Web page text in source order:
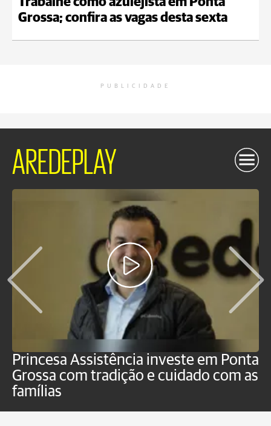
Grossa; confira as vagas desta sexta
PUBLICIDADE
AREDEPLAY
Princesa Assistência investe em Ponta
Grossa com tradição e cuidado com as
famílias